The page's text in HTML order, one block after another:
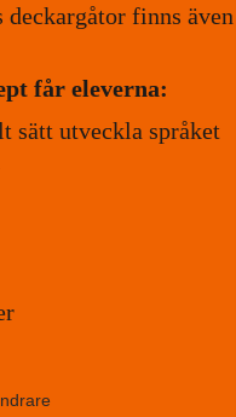
finns även
får eleverna:
sätt utveckla språket